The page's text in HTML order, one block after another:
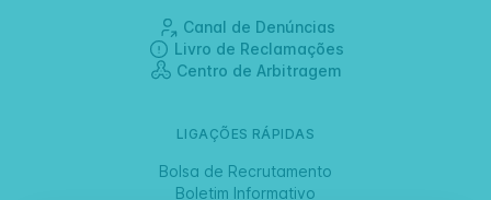
Canal de Denúncias
Livro de Reclamações
Centro de Arbitragem
LIGAÇÕES RÁPIDAS
Bolsa de Recrutamento
Boletim Informativo